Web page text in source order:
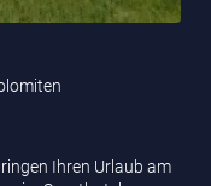
Ihren Urlaub am